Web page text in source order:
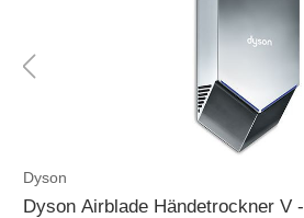
Dyson
Dyson Airblade Händetrockner V - HU02